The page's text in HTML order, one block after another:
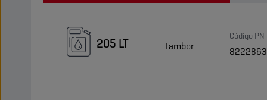
205 LT Tambor
Código PN
8222863